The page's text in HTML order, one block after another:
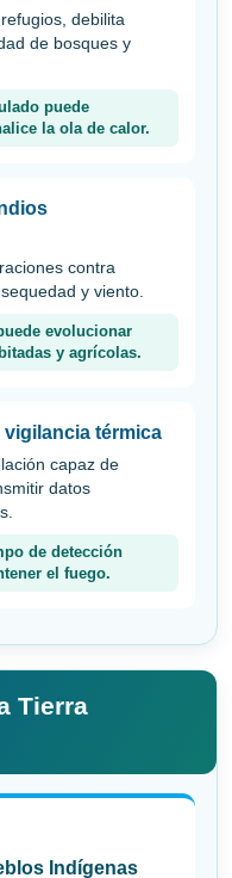
debilita
de bosques y
puede
la ola de calor.
contra
y viento.
evolucionar
y agrícolas.
térmica
capaz de
datos
de detección
el fuego.
Tierra
Indígenas